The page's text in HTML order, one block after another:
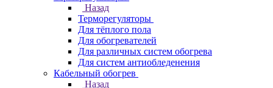
Назад
Терморегуляторы
Для тёплого пола
Для обогревателей
Для различных систем обогрева
Для систем антиобледенения
Кабельный обогрев
Назад